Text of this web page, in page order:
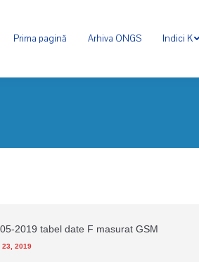
Prima pagină Arhiva ONGS Indici K
2019 tabel date F masurat GSM
23, 2019